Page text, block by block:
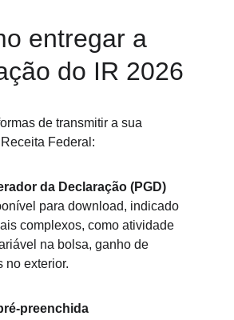
entregar a
do IR 2026
de transmitir a sua
Federal:
da Declaração (PGD)
para download, indicado
complexos, como atividade
na bolsa, ganho de
no exterior.
preenchida